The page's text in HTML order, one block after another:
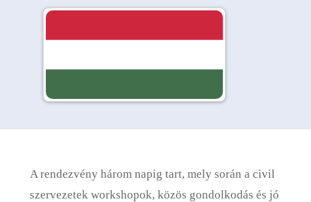
A rendezvény három napig tart, mely során a civil
szervezetek workshopok, közös gondolkodás és jó